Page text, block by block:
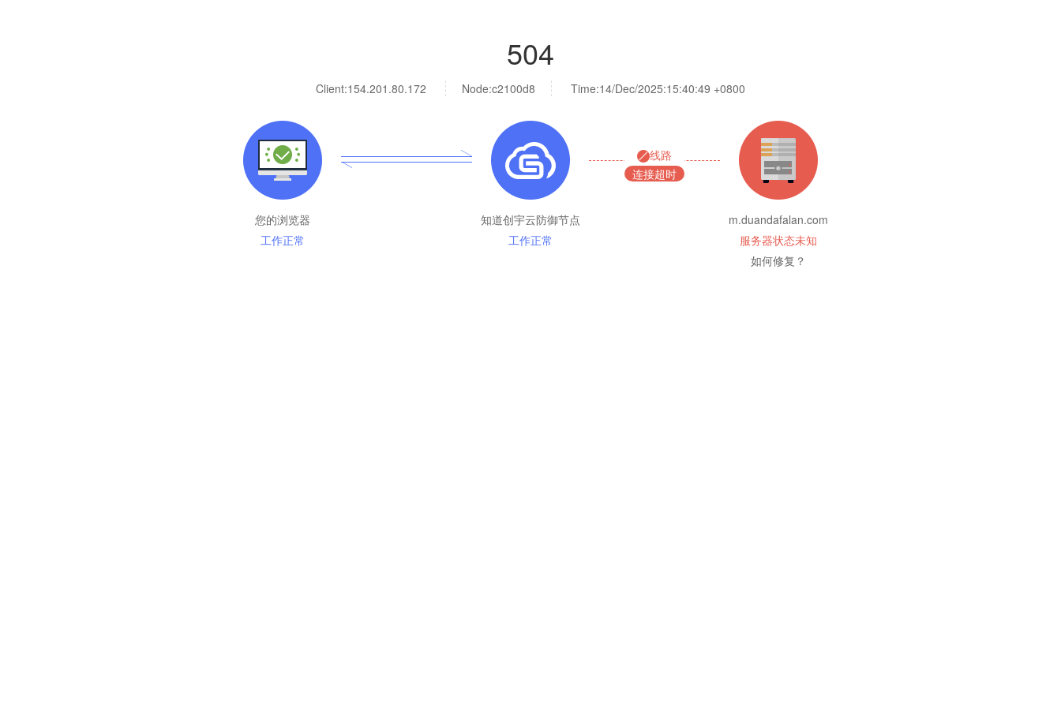
504
Client:154.201.80.172 Node:c2100d8 Time:14/Dec/2025:15:40:49 +0800
您的浏览器
工作正常
知道创宇云防御节点
工作正常
线路
连接超时
m.duandafalan.com
服务器状态未知
如何修复？